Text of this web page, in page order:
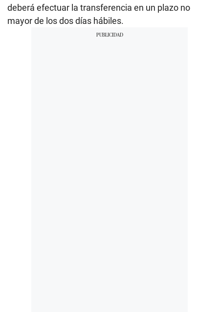
deberá efectuar la transferencia en un plazo no
mayor de los dos días hábiles.